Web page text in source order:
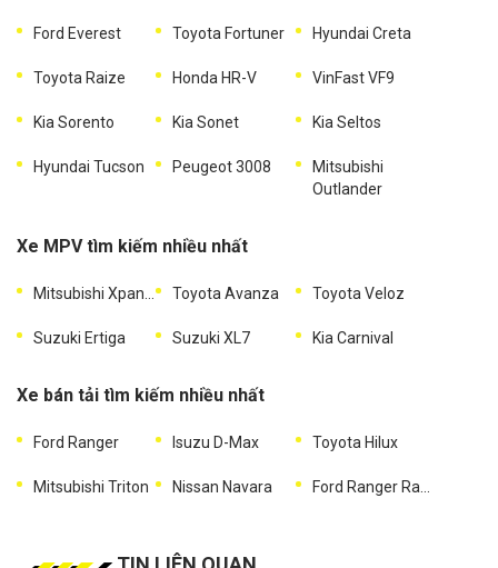
Ford Everest Toyota Fortuner Hyundai Creta
Toyota Raize Honda HR-V VinFast VF9
Kia Sorento Kia Sonet Kia Seltos
Hyundai Tucson Peugeot 3008
Mitsubishi
Outlander
Xe MPV tìm kiếm nhiều nhất
Toyota Avanza Toyota Veloz
Suzuki Ertiga Suzuki XL7 Kia Carnival
Xe bán tải tìm kiếm nhiều nhất
Ford Ranger Isuzu D-Max Toyota Hilux
Mitsubishi Triton Nissan Navara